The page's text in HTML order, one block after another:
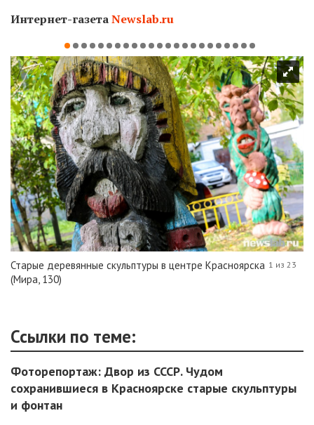
Интернет-газетаNewslab.ru
Старые деревянные скульптуры в центре Красноярска
(Мира, 130)
1 из 23
Ссылки по теме:
Фоторепортаж: Двор из СССР. Чудом
сохранившиеся в Красноярске старые скульптуры
и фонтан